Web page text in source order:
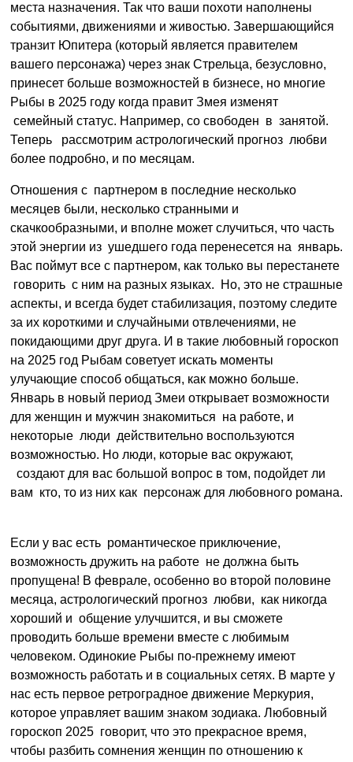
места назначения. Так что ваши похоти наполнены
событиями, движениями и живостью. Завершающийся
транзит Юпитера (который является правителем
вашего персонажа) через знак Стрельца, безусловно,
принесет больше возможностей в бизнесе, но многие
Рыбы в 2025 году когда правит Змея изменят
семейный статус. Например, со свободен в занятой.
Теперь рассмотрим астрологический прогноз любви
более подробно, и по месяцам.
Отношения с партнером в последние несколько
месяцев были, несколько странными и
скачкообразными, и вполне может случиться, что часть
этой энергии из ушедшего года перенесется на январь.
Вас поймут все с партнером, как только вы перестанете
говорить с ним на разных языках. Но, это не страшные
аспекты, и всегда будет стабилизация, поэтому следите
за их короткими и случайными отвлечениями, не
покидающими друг друга. И в такие любовный гороскоп
на 2025 год Рыбам советует искать моменты
улучающие способ общаться, как можно больше.
Январь в новый период Змеи открывает возможности
для женщин и мужчин знакомиться на работе, и
некоторые люди действительно воспользуются
возможностью. Но люди, которые вас окружают,
создают для вас большой вопрос в том, подойдет ли
вам кто, то из них как персонаж для любовного романа.
Если у вас есть романтическое приключение,
возможность дружить на работе не должна быть
пропущена! В феврале, особенно во второй половине
месяца, астрологический прогноз любви, как никогда
хороший и общение улучшится, и вы сможете
проводить больше времени вместе с любимым
человеком. Одинокие Рыбы по-прежнему имеют
возможность работать и в социальных сетях. В марте у
нас есть первое ретроградное движение Меркурия,
которое управляет вашим знаком зодиака. Любовный
гороскоп 2025 говорит, что это прекрасное время,
чтобы разбить сомнения женщин по отношению к